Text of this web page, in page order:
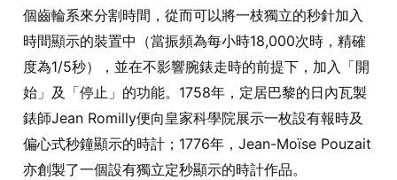
個齒輪系來分割時間，從而可以將一枝獨立的秒針加入
時間顯示的裝置中（當振頻為每小時18,000次時，精確
度為1/5秒），並在不影響腕錶走時的前提下，加入「開
始」及「停止」的功能。1758年，定居巴黎的日內瓦製
錶師Jean Romilly便向皇家科學院展示一枚設有報時及
偏心式秒鐘顯示的時計；1776年，Jean-Moïse Pouzait
亦創製了一個設有獨立定秒顯示的時計作品。